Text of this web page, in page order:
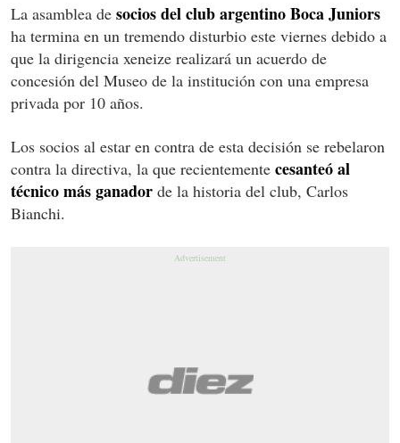
La asamblea de socios del club argentino Boca Juniors
ha termina en un tremendo disturbio este viernes debido a
que la dirigencia xeneize realizará un acuerdo de
concesión del Museo de la institución con una empresa
privada por 10 años.
Los socios al estar en contra de esta decisión se rebelaron
contra la directiva, la que recientemente cesanteó al
técnico más ganador de la historia del club, Carlos
Bianchi.